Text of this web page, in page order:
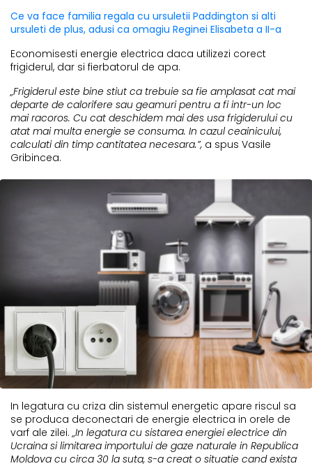
Ce va face familia regala cu ursuletii Paddington si alti
ursuleti de plus, adusi ca omagiu Reginei Elisabeta a II-a
Economisesti energie electrica daca utilizezi corect
frigiderul, dar si fierbatorul de apa.
„Frigiderul este bine stiut ca trebuie sa fie amplasat cat mai
departe de calorifere sau geamuri pentru a fi intr-un loc
mai racoros. Cu cat deschidem mai des usa frigiderului cu
atat mai multa energie se consuma. In cazul ceainicului,
calculati din timp cantitatea necesara.”, a spus Vasile
Gribincea.
In legatura cu criza din sistemul energetic apare riscul sa
se produca deconectari de energie electrica in orele de
varf ale zilei. „In legatura cu sistarea energiei electrice din
Ucraina si limitarea importului de gaze naturale in Republica
Moldova cu circa 30 la suta, s-a creat o situatie cand exista